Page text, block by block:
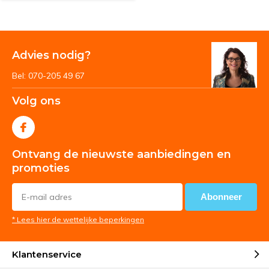
Advies nodig?
Bel: 070-205 49 67
Volg ons
Ontvang de nieuwste aanbiedingen en
promoties
Abonneer
* Lees hier de wettelijke beperkingen
Klantenservice